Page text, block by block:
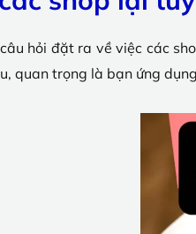
hỏi đặt ra về việc các
quan trọng là bạn ứng